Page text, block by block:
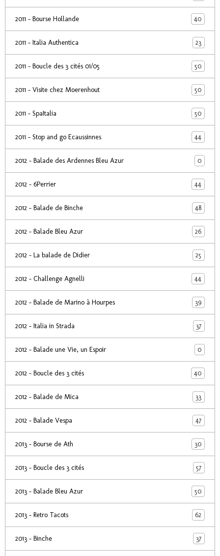
2011 - Bourse Hollande 40
2011 - Italia Authentica 23
2011 - Boucle des 3 cités 01/05 50
2011 - Visite chez Moerenhout 50
2011 - SpaItalia 50
2011 - Stop and go Ecaussinnes 44
2012 - Balade des Ardennes Bleu Azur 0
2012 - 6Perrier 44
2012 - Balade de Binche 48
2012 - Balade Bleu Azur 26
2012 - La balade de Didier 25
2012 - Challenge Agnelli 44
2012 - Balade de Marino à Hourpes 39
2012 - Italia in Strada 37
2012 - Balade une Vie, un Espoir 0
2012 - Boucle des 3 cités 40
2012 - Balade de Mica 33
2012 - Balade Vespa 47
2013 - Bourse de Ath 30
2013 - Boucle des 3 cités 57
2013 - Balade Bleu Azur 50
2013 - Retro Tacots 62
2013 - Binche 37